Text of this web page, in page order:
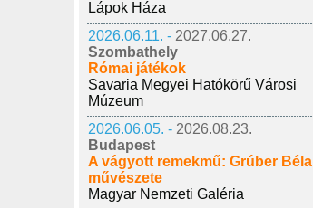
Lápok Háza
2026.06.11. - 2027.06.27.
Szombathely
Római játékok
Savaria Megyei Hatókörű Városi
Múzeum
2026.06.05. - 2026.08.23.
Budapest
A vágyott remekmű: Grúber Béla
művészete
Magyar Nemzeti Galéria